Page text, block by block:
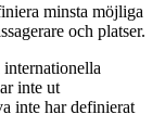
minsta möjliga
och platser.
inte ut
inte har definierat